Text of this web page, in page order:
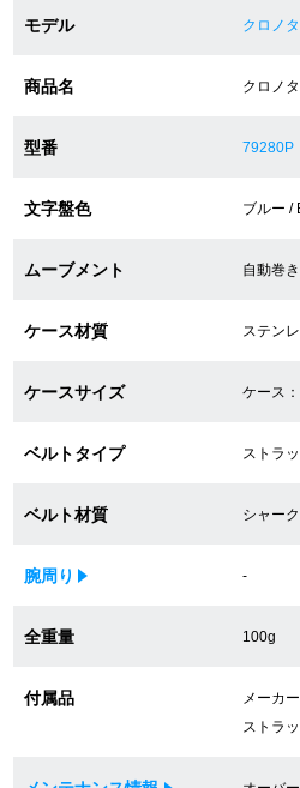
買取専門サロン
買取ご成約者様限定5万円クーポ
75%以上保証！中古商品高価買戻
モデル クロノ
商品名 クロノ
型番 79280P
文字盤色 ブルー /
ムーブメント 自動巻
ケース材質 ステン
ケースサイズ ケース
ベルトタイプ ストラ
ベルト材質 シャー
腕周り -
全重量 100g
付属品
メーカ
ストラ